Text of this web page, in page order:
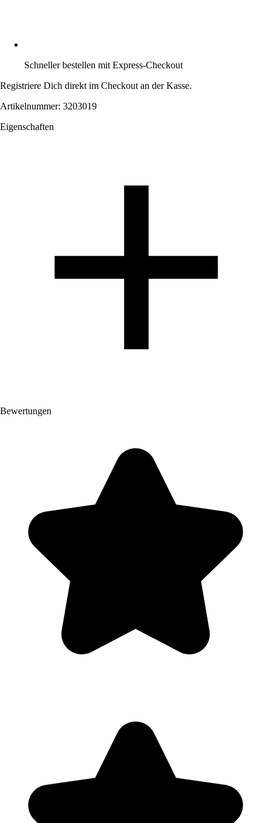
Schneller bestellen mit Express-Checkout
Registriere Dich direkt im Checkout an der Kasse.
Artikelnummer: 3203019
Eigenschaften
Bewertungen